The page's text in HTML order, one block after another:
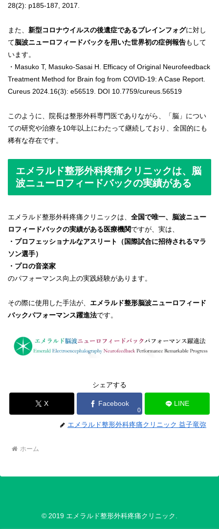
28(2): p185-187, 2017.
また、 新型コロナウイルスの後遺症であるブレインフォグに対し
て脳波ニューロフィードバックを用いた世界初の症例報告もして
います。
・Masuko T, Masuko-Sasai H. Efficacy of Original Neurofeedback
Treatment Method for Brain fog from COVID-19: A Case Report.
Cureus 2024.16(3): e56519. DOI 10.7759/cureus.56519
このように、院長は整形外科専門医でありながら、「脳」につい
ての研究や治療を10年以上にわたって継続しており、全国的にも
稀有な存在です。
エメラルド整形外科疼痛クリニックは、脳
波ニューロフィードバックの実績がある
エメラルド整形外科疼痛クリニックは、 全国で唯一、脳波ニュー
ロフィードバックの実績がある医療機関ですが、実は、
・プロフェッショナルなアスリート（国際試合に招待されるマラ
ソン選手）
・プロの音楽家
のパフォーマンス向上の実践経験があります。
その際に使用した手法が、 エメラルド整形脳波ニューロフィード
バックパフォーマンス躍進法です。
シェアする
X Facebook
0
LINE
エメラルド整形外科疼痛クリニック 益子竜弥
ホーム
© 2019 エメラルド整形外科疼痛クリニック.